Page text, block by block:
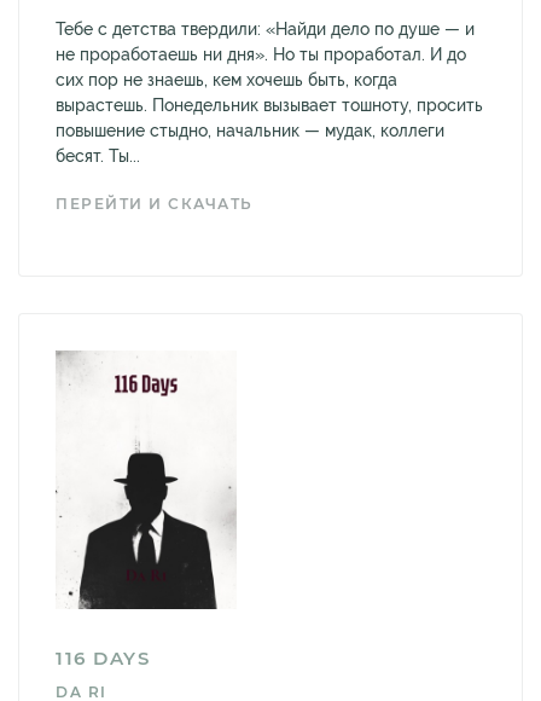
Тебе с детства твердили: «Найди дело по душе — и
не проработаешь ни дня». Но ты проработал. И до
сих пор не знаешь, кем хочешь быть, когда
вырастешь. Понедельник вызывает тошноту, просить
повышение стыдно, начальник — мудак, коллеги
бесят. Ты...
ПЕРЕЙТИ И СКАЧАТЬ
116 DAYS
DA RI